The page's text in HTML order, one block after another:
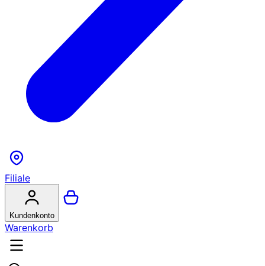
Filiale
Kundenkonto
Warenkorb